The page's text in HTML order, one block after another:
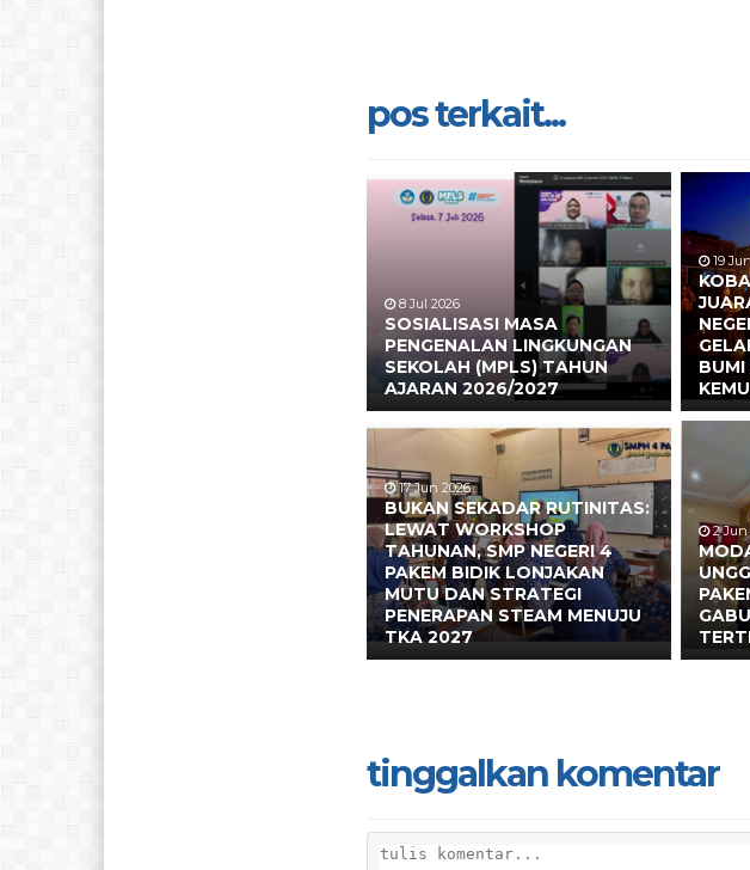
pos terkait...
8 Jul 2026
SOSIALISASI MASA
PENGENALAN LINGKUNGAN
SEKOLAH (MPLS) TAHUN
AJARAN 2026/2027
19
BUMI
17 Jun 2026
BUKAN SEKADAR RUTINITAS:
LEWAT WORKSHOP
TAHUNAN, SMP NEGERI 4
PAKEM BIDIK LONJAKAN
MUTU DAN STRATEGI
PENERAPAN STEAM MENUJU
TKA 2027
2 Jun
tinggalkan komentar